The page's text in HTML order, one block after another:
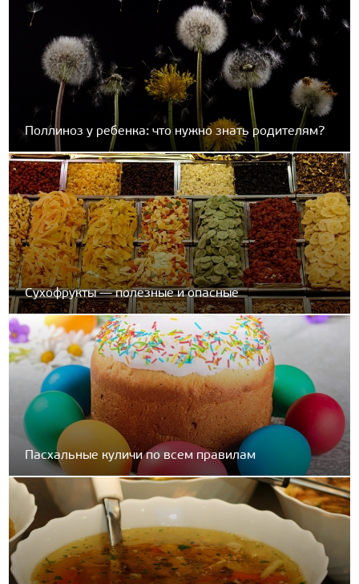
Поллиноз у ребенка: что нужно знать родителям?
Сухофрукты — полезные и опасные
Пасхальные куличи по всем правилам